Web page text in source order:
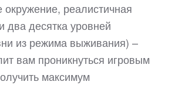
окружение, реалистичная
два десятка уровней
из режима выживания) –
вам проникнуться игровым
максимум